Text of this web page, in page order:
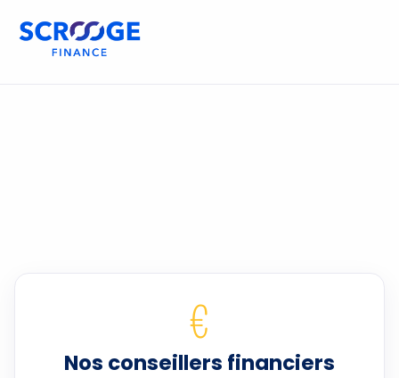
€
Nos conseillers financiers